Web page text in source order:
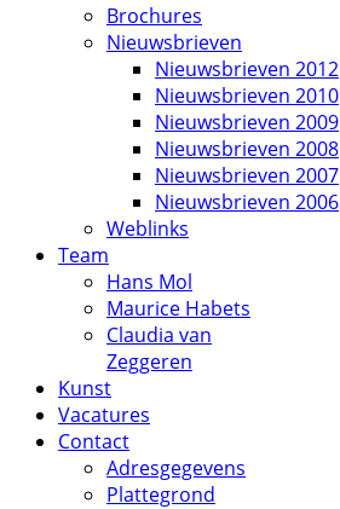
Brochures
Nieuwsbrieven
Nieuwsbrieven 2012
Nieuwsbrieven 2010
Nieuwsbrieven 2009
Nieuwsbrieven 2008
Nieuwsbrieven 2007
Nieuwsbrieven 2006
Weblinks
Team
Hans Mol
Maurice Habets
Claudia van
Zeggeren
Kunst
Vacatures
Contact
Adresgegevens
Plattegrond